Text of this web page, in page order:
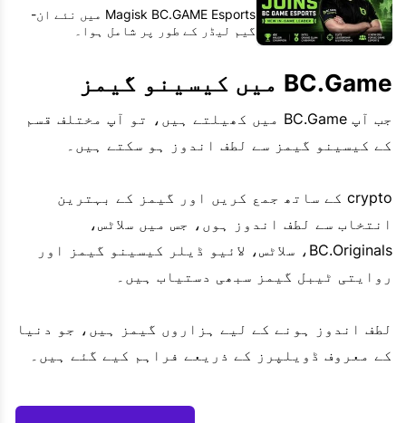
Magisk BC.GAME Esports میں نئے ان-
گیم لیڈر کے طور پر شامل ہوا۔
BC.Game میں کیسینو گیمز
جب آپ BC.Game میں کھیلتے ہیں، تو آپ مختلف قسم
کے کیسینو گیمز سے لطف اندوز ہو سکتے ہیں۔
crypto کے ساتھ جمع کریں اور گیمز کے بہترین
انتخاب سے لطف اندوز ہوں، جس میں سلاٹس،
BC.Originals، سلاٹس، لائیو ڈیلر کیسینو گیمز اور
روایتی ٹیبل گیمز سبھی دستیاب ہیں۔
لطف اندوز ہونے کے لیے ہزاروں گیمز ہیں، جو دنیا
کے معروف ڈویلپرز کے ذریعے فراہم کیے گئے ہیں۔